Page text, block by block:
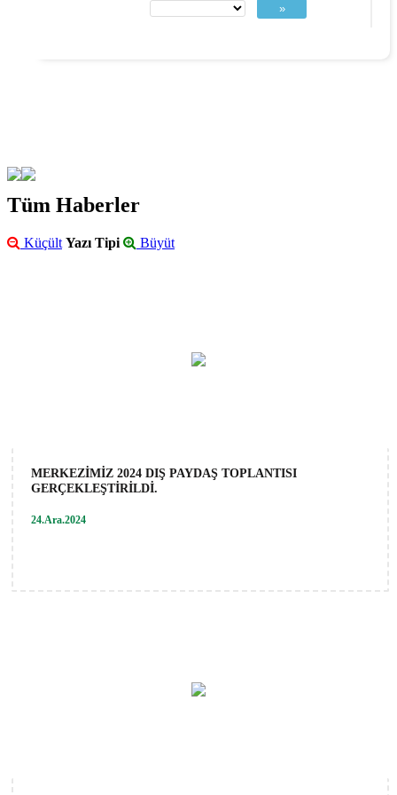
»
Tüm Haberler
Küçült Yazı Tipi Büyüt
MERKEZİMİZ 2024 DIŞ PAYDAŞ TOPLANTISI
GERÇEKLEŞTİRİLDİ.
24.Ara.2024